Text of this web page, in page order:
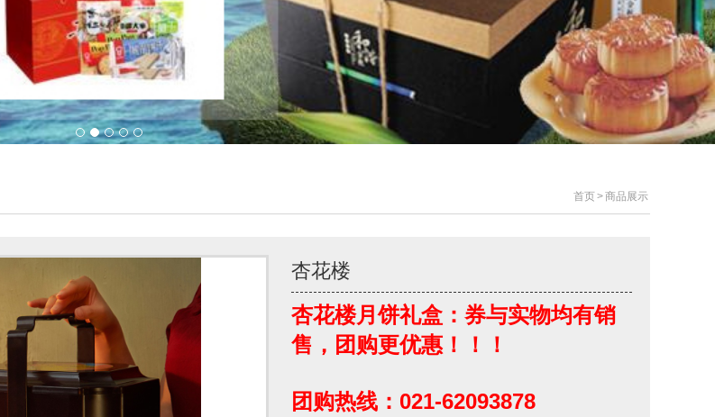
1 2 3 4 5
首页>商品展示
杏花楼
杏花楼月饼礼盒：券与实物均有销
售，团购更优惠！！！
团购热线：021-62093878